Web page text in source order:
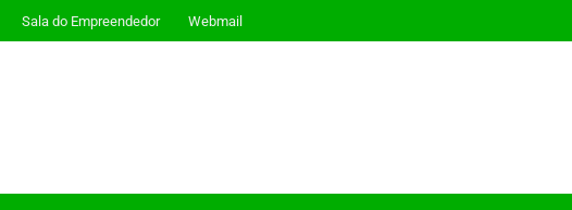
Sala do Empreendedor Webmail